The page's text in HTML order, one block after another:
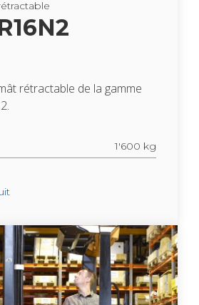
rétrac­table de la gamme
1'600 kg